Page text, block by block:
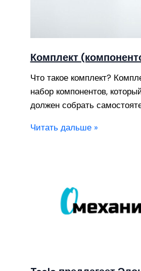
Комплект
Что такое комплект?
набор компонентов,
должен собрать
Читать дальше »